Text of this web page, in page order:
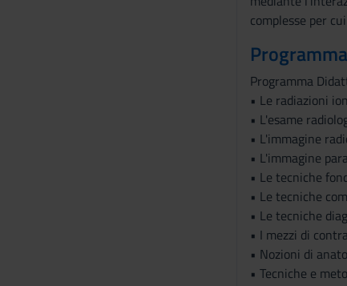
complesse per
Programma
Programma
• Le radiazioni
• L'esame
• L'immagine
• L'immagine
• Le tecniche
• Le tecniche
• Le tecniche
• I mezzi di
• Nozioni di
• Tecniche e